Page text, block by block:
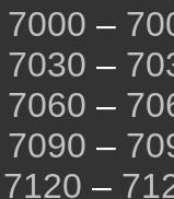
7000 –
7030 –
7060 –
7090 –
7120 –